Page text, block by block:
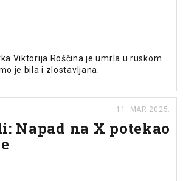
Viktorija Roščina je umrla u ruskom
je bila i zlostavljana.
11. MAR 2025.
Napad na X potekao